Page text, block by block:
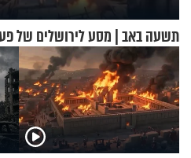
תשעה באב | מסע לירושלים של